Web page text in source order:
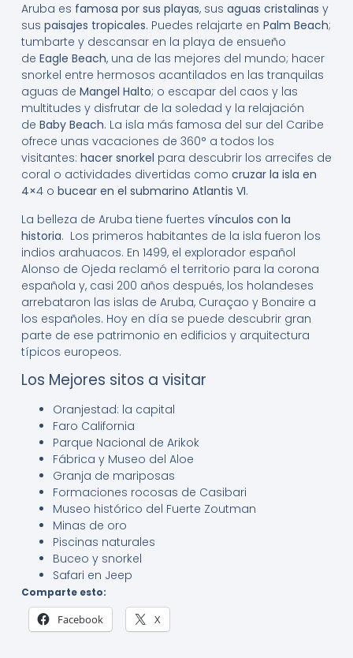
Aruba es famosa por sus playas, sus aguas cristalinas y
sus paisajes tropicales. Puedes relajarte en Palm Beach;
tumbarte y descansar en la playa de ensueño
de Eagle Beach, una de las mejores del mundo; hacer
snorkel entre hermosos acantilados en las tranquilas
aguas de Mangel Halto; o escapar del caos y las
multitudes y disfrutar de la soledad y la relajación
de Baby Beach. La isla más famosa del sur del Caribe
ofrece unas vacaciones de 360° a todos los
visitantes: hacer snorkel para descubrir los arrecifes de
coral o actividades divertidas como cruzar la isla en
4×4 o bucear en el submarino Atlantis VI.
La belleza de Aruba tiene fuertes vínculos con la
historia. Los primeros habitantes de la isla fueron los
indios arahuacos. En 1499, el explorador español
Alonso de Ojeda reclamó el territorio para la corona
española y, casi 200 años después, los holandeses
arrebataron las islas de Aruba, Curaçao y Bonaire a
los españoles. Hoy en día se puede descubrir gran
parte de ese patrimonio en edificios y arquitectura
típicos europeos.
Los Mejores sitos a visitar
Oranjestad: la capital
Faro California
Parque Nacional de Arikok
Fábrica y Museo del Aloe
Granja de mariposas
Formaciones rocosas de Casibari
Museo histórico del Fuerte Zoutman
Minas de oro
Piscinas naturales
Buceo y snorkel
Safari en Jeep
Comparte esto:
Facebook X